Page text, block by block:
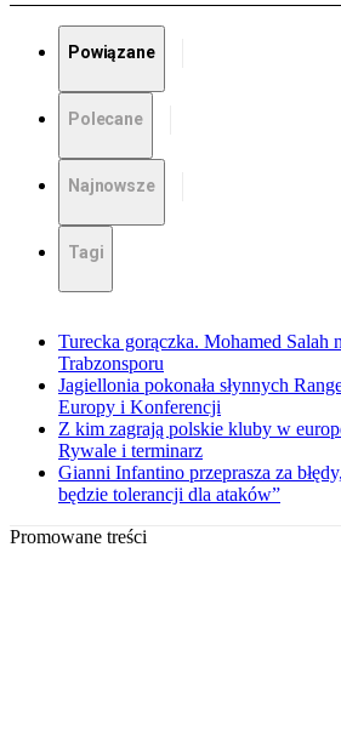
Powiązane
Polecane
Najnowsze
Tagi
Turecka gorączka. Mohamed Salah
Trabzonsporu
Jagiellonia pokonała słynnych
Europy i Konferencji
Z kim zagrają polskie kluby w
Rywale i terminarz
Gianni Infantino przeprasza za
będzie tolerancji dla ataków”
Promowane treści